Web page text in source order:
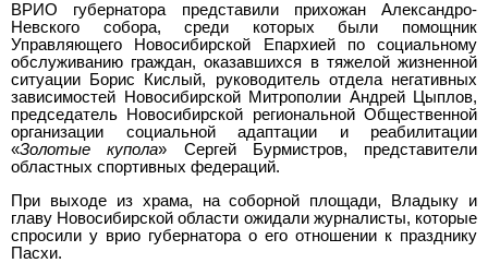
ВРИО губернатора представили прихожан Александро-
Невского собора, среди которых были помощник
Управляющего Новосибирской Епархией по социальному
обслуживанию граждан, оказавшихся в тяжелой жизненной
ситуации Борис Кислый, руководитель отдела негативных
зависимостей Новосибирской Митрополии Андрей Цыплов,
председатель Новосибирской региональной Общественной
организации социальной адаптации и реабилитации
«Золотые купола» Сергей Бурмистров, представители
областных спортивных федераций.
При выходе из храма, на соборной площади, Владыку и
главу Новосибирской области ожидали журналисты, которые
спросили у врио губернатора о его отношении к празднику
Пасхи.